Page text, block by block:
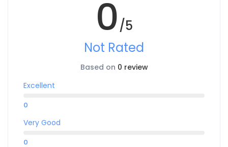
0/5
Not Rated
Based on 0 review
Excellent
0
Very Good
0